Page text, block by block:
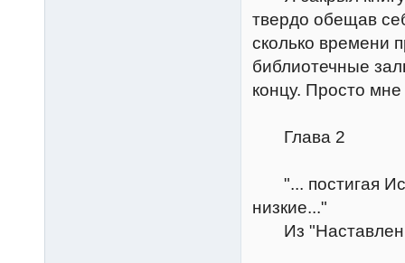
твердо обещав
сколько времени
библиотечные
концу. Просто
Глава 2
"... постигая
низкие..."
Из